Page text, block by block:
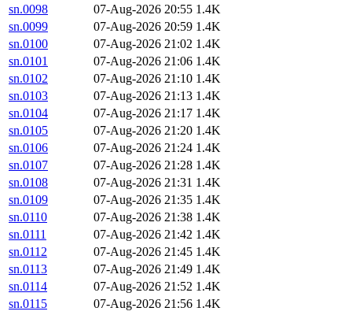
sn.0098
07-Aug-2026 20:55 1.4K
sn.0099
07-Aug-2026 20:59 1.4K
sn.0100
07-Aug-2026 21:02 1.4K
sn.0101
07-Aug-2026 21:06 1.4K
sn.0102
07-Aug-2026 21:10 1.4K
sn.0103
07-Aug-2026 21:13 1.4K
sn.0104
07-Aug-2026 21:17 1.4K
sn.0105
07-Aug-2026 21:20 1.4K
sn.0106
07-Aug-2026 21:24 1.4K
sn.0107
07-Aug-2026 21:28 1.4K
sn.0108
07-Aug-2026 21:31 1.4K
sn.0109
07-Aug-2026 21:35 1.4K
sn.0110
07-Aug-2026 21:38 1.4K
sn.0111
07-Aug-2026 21:42 1.4K
sn.0112
07-Aug-2026 21:45 1.4K
sn.0113
07-Aug-2026 21:49 1.4K
sn.0114
07-Aug-2026 21:52 1.4K
sn.0115
07-Aug-2026 21:56 1.4K